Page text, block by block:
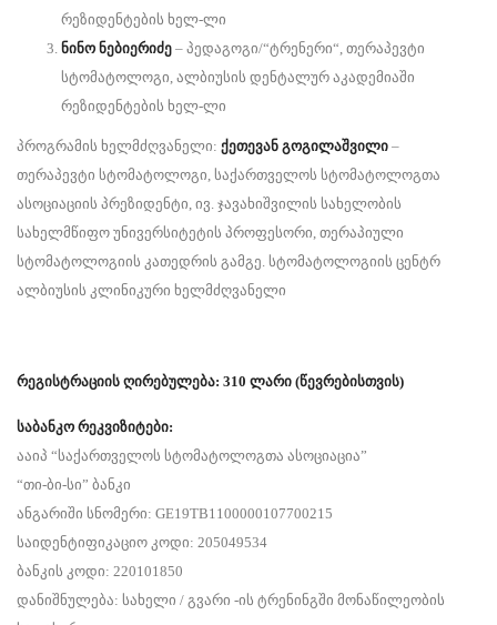
რეზიდენტების ხელ-ლი
ნინო ნებიერიძე – პედაგოგი/“ტრენერი“, თერაპევტი
სტომატოლოგი, ალბიუსის დენტალურ აკადემიაში
რეზიდენტების ხელ-ლი
პროგრამის ხელმძღვანელი: ქეთევან გოგილაშვილი –
თერაპევტი სტომატოლოგი, საქართველოს სტომატოლოგთა
ასოციაციის პრეზიდენტი, ივ. ჯავახიშვილის სახელობის
სახელმწიფო უნივერსიტეტის პროფესორი, თერაპიული
სტომატოლოგიის კათედრის გამგე. სტომატოლოგიის ცენტრ
ალბიუსის კლინიკური ხელმძღვანელი
რეგისტრაციის ღირებულება: 310 ლარი (წევრებისთვის)
საბანკო რეკვიზიტები:
ააიპ “საქართველოს სტომატოლოგთა ასოციაცია”
“თი-ბი-სი” ბანკი
ანგარიში სნომერი: GE19TB1100000107700215
საიდენტიფიკაციო კოდი: 205049534
ბანკის კოდი: 220101850
დანიშნულება: სახელი / გვარი -ის ტრენინგში მონაწილეობის